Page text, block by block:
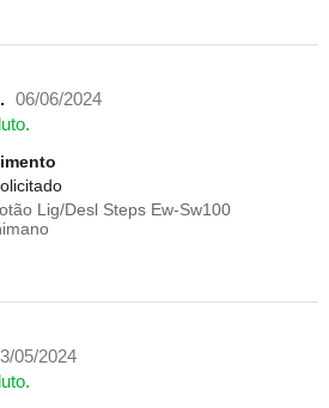
06/06/2024
Lig/Desl Steps Ew-Sw100
05/2024